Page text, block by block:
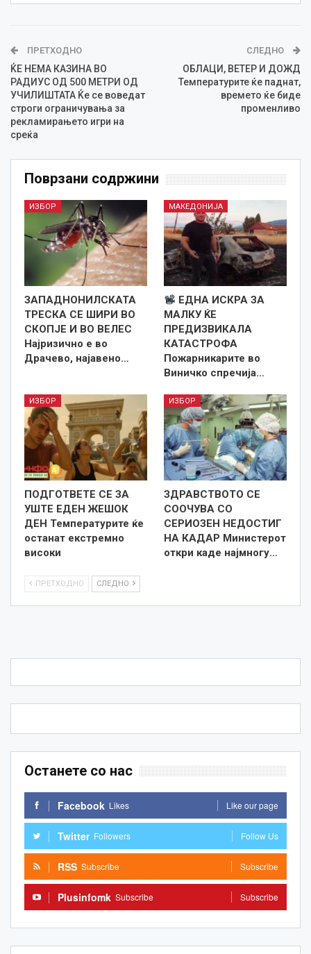
ПРЕТХОДНО
ЌЕ НЕМА КАЗИНА ВО
РАДИУС ОД 500 МЕТРИ ОД
УЧИЛИШТАТА Ќе се воведат
строги ограничувања за
рекламирањето игри на
среќа
СЛЕДНО
ОБЛАЦИ, ВЕТЕР И ДОЖД
Температурите ќе паднат,
времето ќе биде
променливо
Поврзани содржини
ИЗБОР
ЗАПАДНОНИЛСКАТА
ТРЕСКА СЕ ШИРИ ВО
СКОПЈЕ И ВО ВЕЛЕС
Најризично е во
Драчево, најавено…
МАКЕДОНИЈА
ЕДНА ИСКРА ЗА
МАЛКУ ЌЕ
ПРЕДИЗВИКАЛА
КАТАСТРОФА
Пожарникарите во
Виничко спречија…
ИЗБОР
ПОДГОТВЕТЕ СЕ ЗА
УШТЕ ЕДЕН ЖЕШОК
ДЕН Температурите ќе
останат екстремно
високи
ИЗБОР
ЗДРАВСТВОТО СЕ
СООЧУВА СО
СЕРИОЗЕН НЕДОСТИГ
НА КАДАР Министерот
откри каде најмногу…
ПРЕТХОДНО СЛЕДНО
Останете со нас
Facebook Likes Like our page
Twitter Followers Follow Us
RSS Subscribe Subscribe
Plusinfomk Subscribe Subscribe